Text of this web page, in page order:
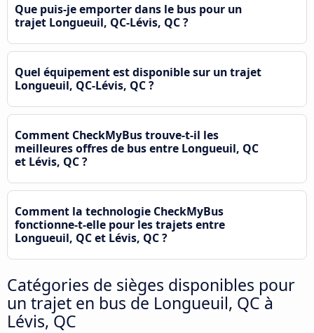
Que puis-je emporter dans le bus pour un
trajet Longueuil, QC-Lévis, QC ?
Quel équipement est disponible sur un trajet
Longueuil, QC-Lévis, QC ?
Comment CheckMyBus trouve-t-il les
meilleures offres de bus entre Longueuil, QC
et Lévis, QC ?
Comment la technologie CheckMyBus
fonctionne-t-elle pour les trajets entre
Longueuil, QC et Lévis, QC ?
Catégories de sièges disponibles pour
un trajet en bus de Longueuil, QC à
Lévis, QC